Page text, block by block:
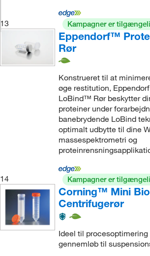
13 Kampagner er
Eppendorf™
Rør
Konstrueret til at
øge restitution,
LoBind™ Rør beskytter
proteiner under
banebrydende LoBind
optimalt udbytte til dine
massespektrometri og
14 Kampagner er
Corning™ Mini
Centrifugerør
Ideel til procesoptimering
gennemløb til